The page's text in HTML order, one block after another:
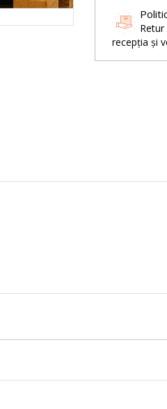
recepția și